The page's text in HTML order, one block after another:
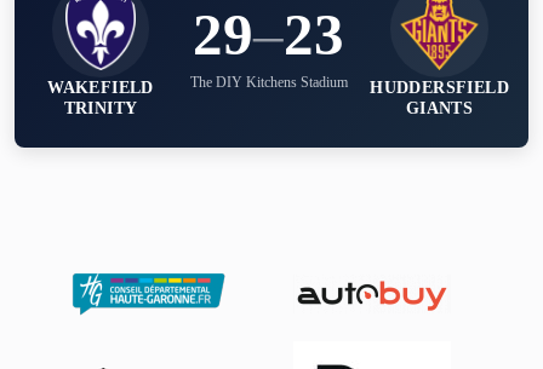
WAKEFIELD
TRINITY
29–23
The DIY Kitchens Stadium
HUDDERSFIELD
GIANTS